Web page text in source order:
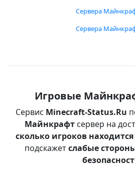
Сервера
Сервера
Игровые
Сервис Minecraft-Status.Ru
Майнкрафтсервер на
сколько игроков находится
подскажетслабые